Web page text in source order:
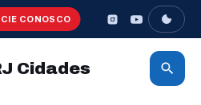
CONOSCO
Cidades